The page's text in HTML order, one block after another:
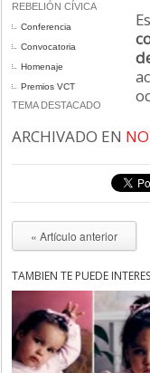
REBELIÓN CÍVICA
Conferencia
Convocatoria
Homenaje
Premios VCT
TEMA DESTACADO
ARCHIVADO EN
« Artículo anterior
TAMBIÉN TE PUEDE